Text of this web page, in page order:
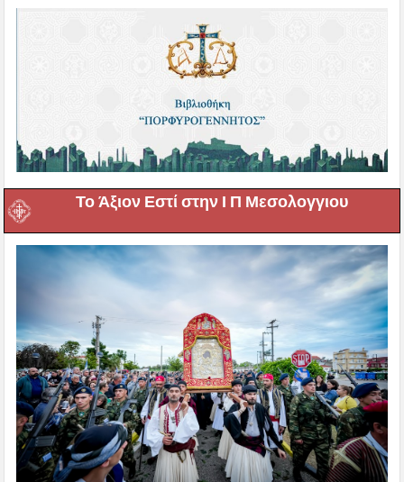
Το Άξιον Εστί στην Ι Π Μεσολογγιου